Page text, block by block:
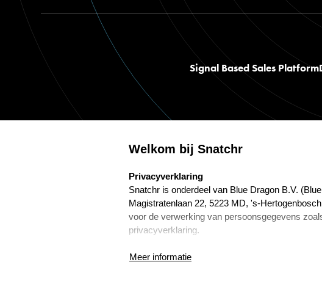
Signal Based Sales Platform
snatchr. Alle rechten voorbehouden.PrivacybeleidAlgemene
Welkom bij Snatchr
select language
Privacyverklaring
Snatchr is onderdeel van Blue Dragon B.V.
Magistratenlaan 22, 5223 MD, 's-
voor de verwerking van persoonsgegevens
privacyverklaring.
Frans Wijnenga is de Functionaris
Meer informatie